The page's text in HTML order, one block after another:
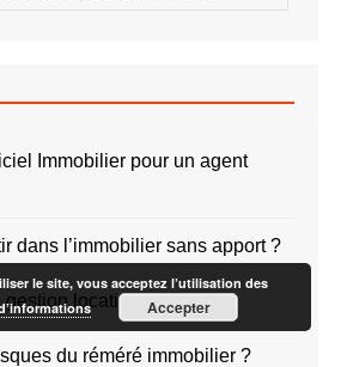
Immobilier pour un agent
dans l’immobilier sans apport ?
gestion locative
du réméré immobilier ?
le site, vous acceptez l’utilisation des
Accepter